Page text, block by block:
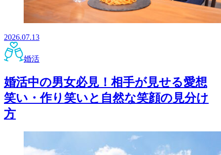
2026.07.13
婚活
婚活中の男女必見！相手が見せる愛想
笑い・作り笑いと自然な笑顔の見分け
方